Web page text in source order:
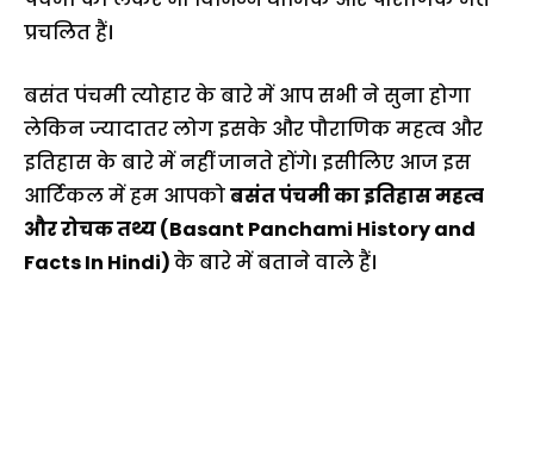
प्रचलित हैं।
बसंत पंचमी त्योहार के बारे में आप सभी ने सुना होगा
लेकिन ज्यादातर लोग इसके और पौराणिक महत्व और
इतिहास के बारे में नहीं जानते होंगे। इसीलिए आज इस
आर्टिकल में हम आपकोबसंत पंचमी का इतिहास महत्व
और रोचक तथ्य (Basant Panchami History and
Facts In Hindi)के बारे में बताने वाले हैं।